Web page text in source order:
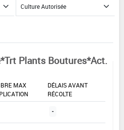
Plants Boutures*Act.
MAX
DÉLAIS AVANT
RÉCOLTE
-